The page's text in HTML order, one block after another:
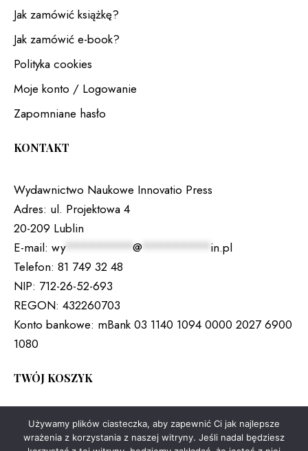
Jak zamówić książkę?
Jak zamówić e-book?
Polityka cookies
Moje konto / Logowanie
Zapomniane hasło
KONTAKT
Wydawnictwo Naukowe Innovatio Press
Adres: ul. Projektowa 4
20-209 Lublin
E-mail: wy*********@********* in.pl
Telefon: 81 749 32 48
NIP: 712-26-52-693
REGON: 432260703
Konto bankowe: mBank 03 1140 1094 0000 2027 6900
1080
TWÓJ KOSZYK
Brak produktów w koszyku.
Używamy plików ciasteczka, aby zapewnić Ci jak najlepsze
wrażenia z korzystania z naszej witryny. Jeśli nadal będziesz